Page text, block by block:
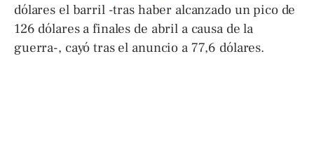
dólares el barril -tras haber alcanzado un pico de
126 dólares a finales de abril a causa de la
guerra-, cayó tras el anuncio a 77,6 dólares.